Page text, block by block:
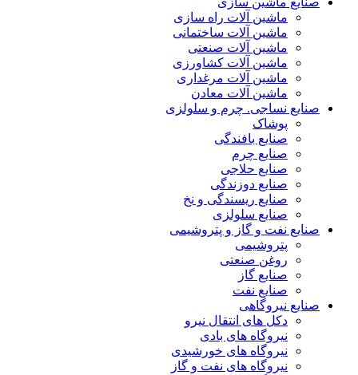
ماشین آلات راه سازی
ماشین آلات ساختمانی
ماشین آلات صنعتی
ماشین آلات کشاورزی
ماشین آلات مرغداری
ماشین آلات معادن
صنایع نساجی. چرم و سلولزی
پوشاک
صنایع بافندگی
صنایع چرم
صنایع حلاجی
صنایع دوزندگی
صنایع ریسندگی و نخ
صنایع سلولزی
صنایع نفت و گاز و پتروشیمی
پتروشیمی
روغن صنعتی
صنایع گاز
صنایع نفت
صنایع نیروگاهی
دکل های انتقال نیرو
نیروگاه های بادی
نیروگاه های خورشیدی
نیروگاه های نفت و گاز